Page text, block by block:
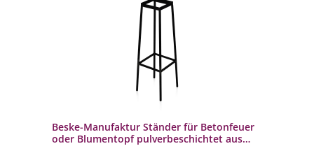
Beske-Manufaktur Ständer für Betonfeuer
oder Blumentopf pulverbeschichtet aus